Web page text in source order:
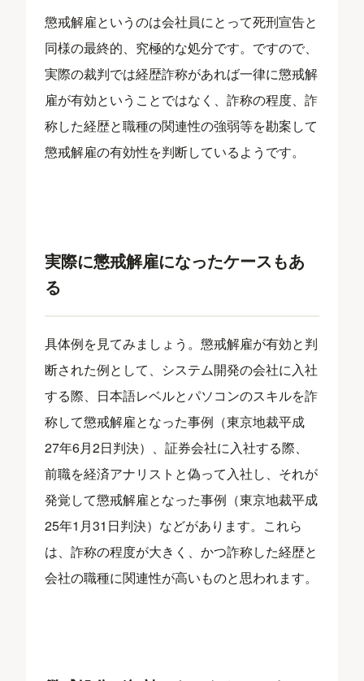
懲戒解雇というのは会社員にとって死刑宣告と
同様の最終的、究極的な処分です。ですので、
実際の裁判では経歴詐称があれば一律に懲戒解
雇が有効ということではなく、詐称の程度、詐
称した経歴と職種の関連性の強弱等を勘案して
懲戒解雇の有効性を判断しているようです。
実際に懲戒解雇になったケースもあ
る
具体例を見てみましょう。懲戒解雇が有効と判
断された例として、システム開発の会社に入社
する際、日本語レベルとパソコンのスキルを詐
称して懲戒解雇となった事例（東京地裁平成
27年6月2日判決）、証券会社に入社する際、
前職を経済アナリストと偽って入社し、それが
発覚して懲戒解雇となった事例（東京地裁平成
25年1月31日判決）などがあります。これら
は、詐称の程度が大きく、かつ詐称した経歴と
会社の職種に関連性が高いものと思われます。